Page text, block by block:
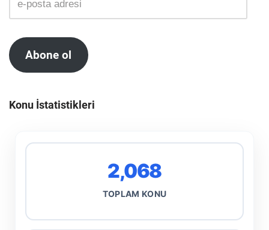
Abone ol
Konu İstatistikleri
2,068
TOPLAM KONU